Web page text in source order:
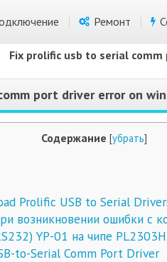
Ремонт
Fix prolific usb to serial
port driver error on
Содержание [убрать]
Prolific USB to Serial
возникновении ошибки с
YP-01 на чипе
to-Serial Comm Port Driver